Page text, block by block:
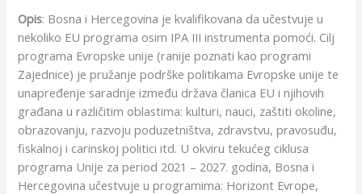
Opis: Bosna i Hercegovina je kvalifikovana da učestvuje u
nekoliko EU programa osim IPA III instrumenta pomoći. Cilj
programa Evropske unije (ranije poznati kao programi
Zajednice) je pružanje podrške politikama Evropske unije te
unapređenje saradnje između država članica EU i njihovih
građana u različitim oblastima: kulturi, nauci, zaštiti okoline,
obrazovanju, razvoju poduzetništva, zdravstvu, pravosuđu,
fiskalnoj i carinskoj politici itd. U okviru tekućeg ciklusa
programa Unije za period 2021 – 2027. godina, Bosna i
Hercegovina učestvuje u programima: Horizont Evrope,